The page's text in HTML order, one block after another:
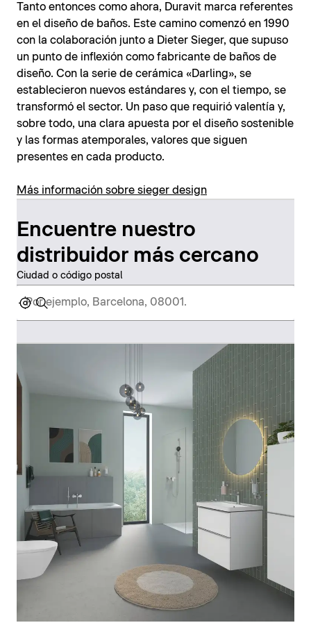
Tanto entonces como ahora, Duravit marca referentes
en el diseño de baños. Este camino comenzó en 1990
con la colaboración junto a Dieter Sieger, que supuso
un punto de inflexión como fabricante de baños de
diseño. Con la serie de cerámica «Darling», se
establecieron nuevos estándares y, con el tiempo, se
transformó el sector. Un paso que requirió valentía y,
sobre todo, una clara apuesta por el diseño sostenible
y las formas atemporales, valores que siguen
presentes en cada producto.
Más información sobre sieger design
Encuentre nuestro
distribuidor más cercano
Ciudad o código postal